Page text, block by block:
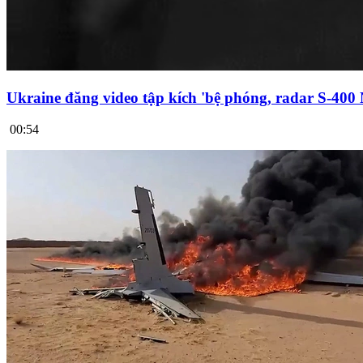
Ukraine đăng video tập kích 'bệ phóng, radar S-400
00:54